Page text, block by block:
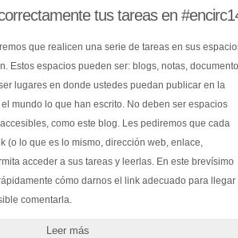
tus tareas en
que realicen una serie de tareas en sus
Estos espacios pueden ser: blogs, notas,
lugares en donde ustedes puedan publicar en la
mundo lo que han escrito. No deben ser espacios
como este blog. Les pediremos que cada
(o lo que es lo mismo, dirección web, enlace,
acceder a sus tareas y leerlas. En este brevísimo
cómo darnos el link adecuado para llegar
comentarla.
Leer más